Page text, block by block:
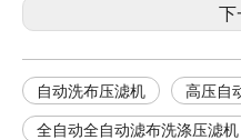
下
自动洗布压滤机
高压自
全自动全自动滤布洗涤压滤机